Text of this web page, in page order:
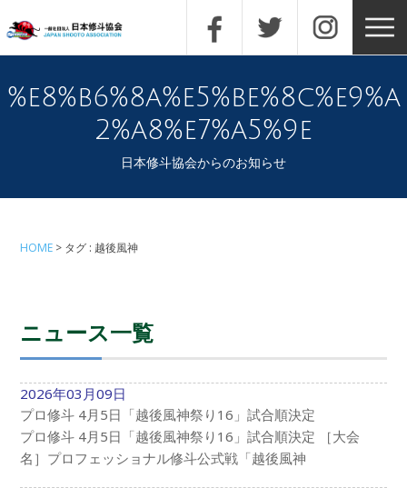
%e8%b6%8a%e5%be%8c%e9%a
2%a8%e7%a5%9e
日本修斗協会からのお知らせ
HOME タグ : 越後風神
ニュース一覧
2026年03月09日
プロ修斗 4月5日「越後風神祭り16」試合順決定
プロ修斗 4月5日「越後風神祭り16」試合順決定 ［大会
名］プロフェッショナル修斗公式戦「越後風神